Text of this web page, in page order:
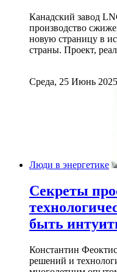
Канадский завод
производство
новую страницу в
страны. Проект,
Среда, 25 Июнь
Люди в энергетике
Секреты
быть
Константин
решений и